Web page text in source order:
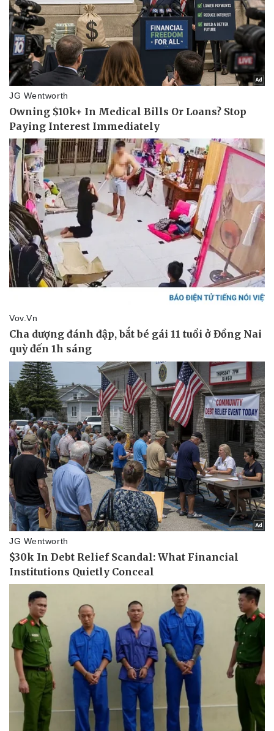
Pháp luật
Vụ án
Tin nóng
Tư vấn luật
Quân sự - Quốc phòng
Vũ khí
Việt Nam
Phân tích